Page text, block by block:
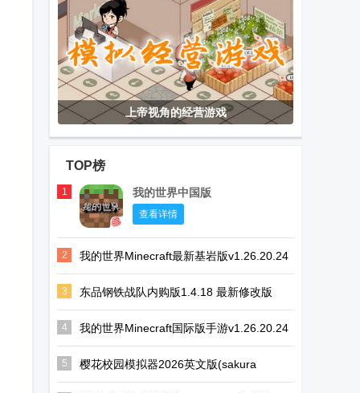
上帝视角的经营游戏
TOP榜
1 我的世界中国版
查看详情
2
我的世界Minecraft最新基岩版v1.26.20.24
安卓免付费版
3 东品钢铁战队内购版1.4.18 最新修改版
4
我的世界Minecraft国际版手游v1.26.20.24
官方最新版
5
樱花校园模拟器2026英文版(sakura
schoolsimulator)v1.047.03 手机版